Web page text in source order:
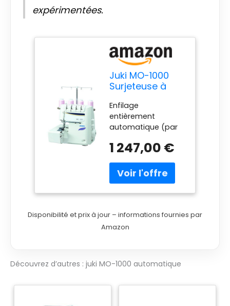
expérimentées.
Juki MO-1000
Surjeteuse à
Aiguilles
Automatique,
Métal, Blanc, 33
x 28 x 31 cm
Enfilage
entièrement
automatique (par
électrique) et des
réduit entre les
couteaux et les
aiguilles pour de
coutures Courbes,
silence & vibrations
intégré pour le
1 247,00 €
Disponibilité et prix à jour – informations fournies par
Amazon
Découvrez d’autres : juki MO-1000 automatique